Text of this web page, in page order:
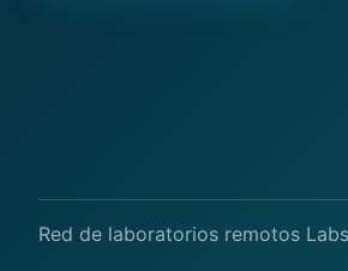
Red de laboratorios remotos